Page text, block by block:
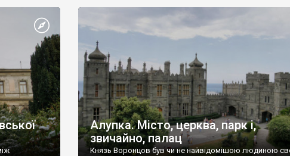
Алупка. Місто, церква, парк і,
звичайно, палац
Князь Воронцов був чи не найвідомішою людиною